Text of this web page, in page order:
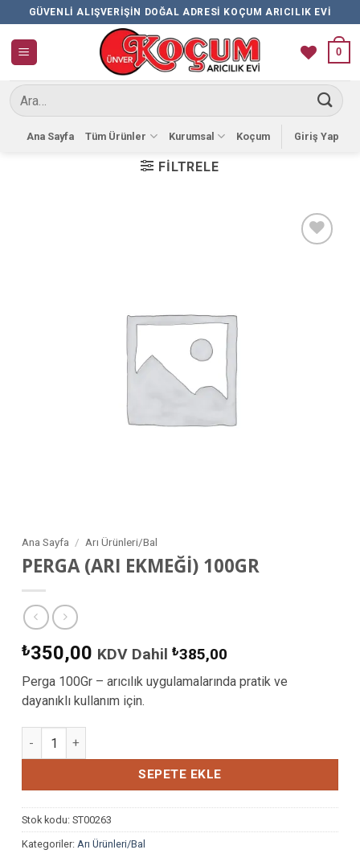
İçeriğe
atla
GÜVENLI ALIŞVERIŞIN DOĞAL ADRESI KOÇUM ARICILIK EVI
0
Ara:
Ana Sayfa Tüm Ürünler Kurumsal Koçum Giriş Yap
FILTRELE
Ana Sayfa / Arı Ürünleri/Bal
PERGA (ARI EKMEĞİ) 100GR
₺350,00 KDV Dahil ₺385,00
Perga 100Gr – arıcılık uygulamalarında pratik ve
dayanıklı kullanım için.
SEPETE EKLE
Stok kodu: ST00263
Kategoriler: Arı Ürünleri/Bal